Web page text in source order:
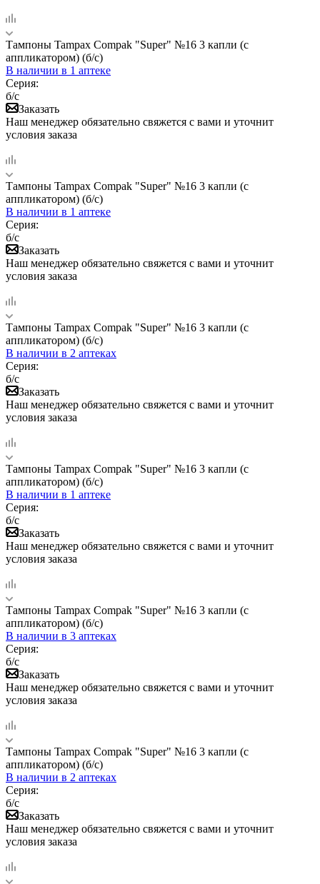
Тампоны Tampax Compak "Super" №16 3 капли (с
аппликатором) (б/с)
В наличии в 1 аптеке
Серия:
б/с
Заказать
Наш менеджер обязательно свяжется с вами и уточнит
условия заказа
Тампоны Tampax Compak "Super" №16 3 капли (с
аппликатором) (б/с)
В наличии в 1 аптеке
Серия:
б/с
Заказать
Наш менеджер обязательно свяжется с вами и уточнит
условия заказа
Тампоны Tampax Compak "Super" №16 3 капли (с
аппликатором) (б/с)
В наличии в 2 аптеках
Серия:
б/с
Заказать
Наш менеджер обязательно свяжется с вами и уточнит
условия заказа
Тампоны Tampax Compak "Super" №16 3 капли (с
аппликатором) (б/с)
В наличии в 1 аптеке
Серия:
б/с
Заказать
Наш менеджер обязательно свяжется с вами и уточнит
условия заказа
Тампоны Tampax Compak "Super" №16 3 капли (с
аппликатором) (б/с)
В наличии в 3 аптеках
Серия:
б/с
Заказать
Наш менеджер обязательно свяжется с вами и уточнит
условия заказа
Тампоны Tampax Compak "Super" №16 3 капли (с
аппликатором) (б/с)
В наличии в 2 аптеках
Серия:
б/с
Заказать
Наш менеджер обязательно свяжется с вами и уточнит
условия заказа